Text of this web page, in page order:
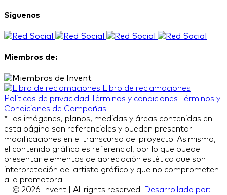
Síguenos
Miembros de:
Libro de reclamaciones
Políticas de privacidad
Términos y condiciones
Términos y
Condiciones de Campañas
*Las imágenes, planos, medidas y áreas contenidas en
esta página son referenciales y pueden presentar
modificaciones en el transcurso del proyecto. Asimismo,
el contenido gráfico es referencial, por lo que puede
presentar elementos de apreciación estética que son
interpretación del artista gráfico y que no comprometen
a la promotora.
© 2026 Invent | All rights reserved.
Desarrollado por: